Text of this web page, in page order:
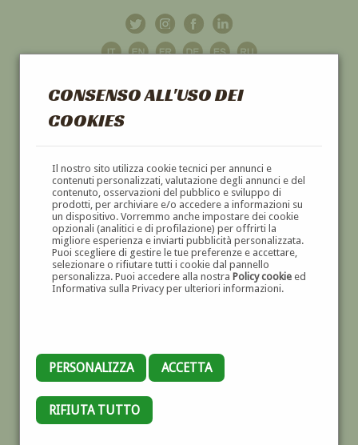
CONSENSO ALL'USO DEI
COOKIES
Il nostro sito utilizza cookie tecnici per annunci e
contenuti personalizzati, valutazione degli annunci e del
contenuto, osservazioni del pubblico e sviluppo di
prodotti, per archiviare e/o accedere a informazioni su
un dispositivo. Vorremmo anche impostare dei cookie
opzionali (analitici e di profilazione) per offrirti la
migliore esperienza e inviarti pubblicità personalizzata.
Puoi scegliere di gestire le tue preferenze e accettare,
selezionare o rifiutare tutti i cookie dal pannello
personalizza. Puoi accedere alla nostra Policy cookieed
Informativa sulla Privacy per ulteriori informazioni.
PERSONALIZZA ACCETTA
RIFIUTA TUTTO
GALLERIAD'ARTE
DIPINTI E SCULTURE '800 E '900